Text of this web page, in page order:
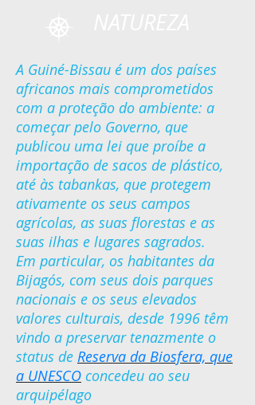
A Guiné-Bissau é um dos países
africanos mais comprometidos
com a proteção do ambiente: a
começar pelo Governo, que
publicou uma lei que proíbe a
importação de sacos de plástico,
até às tabankas, que protegem
ativamente os seus campos
agrícolas, as suas florestas e as
suas ilhas e lugares sagrados.
Em particular, os habitantes da
Bijagós, com seus dois parques
nacionais e os seus elevados
valores culturais, desde 1996 têm
vindo a preservar tenazmente o
status de Reserva da Biosfera, que
a UNESCO concedeu ao seu
arquipélago